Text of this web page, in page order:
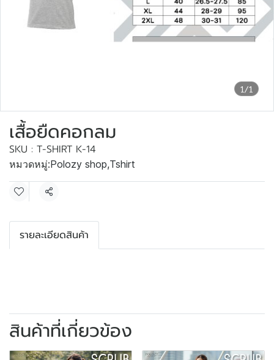
1/1
เสื้อยืดคอกลม
SKU : T-SHIRT K-14
หมวดหมู่:Polozy shop,Tshirt
แชร์
รายละเอียดสินค้า
สินค้าที่เกี่ยวข้อง